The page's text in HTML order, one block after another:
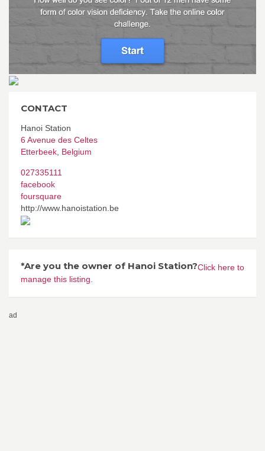
CONTACT
Hanoi Station
6 Avenue des Celtes
Etterbeek Belgium
027335111
facebook
foursquare
http://www.hanoistation.be
*Are you the owner of Hanoi Station?Click here to
manage this listing.
ad